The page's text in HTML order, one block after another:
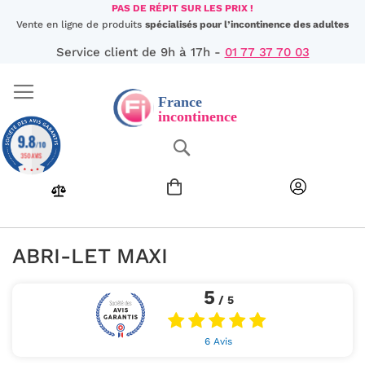
Aller
au
PAS DE RÉPIT SUR LES PRIX !
Vente en ligne de produits spécialisés pour l’incontinence des adultes
Service client de 9h à 17h - 01 77 37 70 03
ABRI-LET MAXI
5 / 5
6 Avis
9.8/10
350 AVIS